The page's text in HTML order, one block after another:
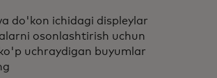
do'kon ichidagi displeylar
osonlashtirish uchun
uchraydigan buyumlar